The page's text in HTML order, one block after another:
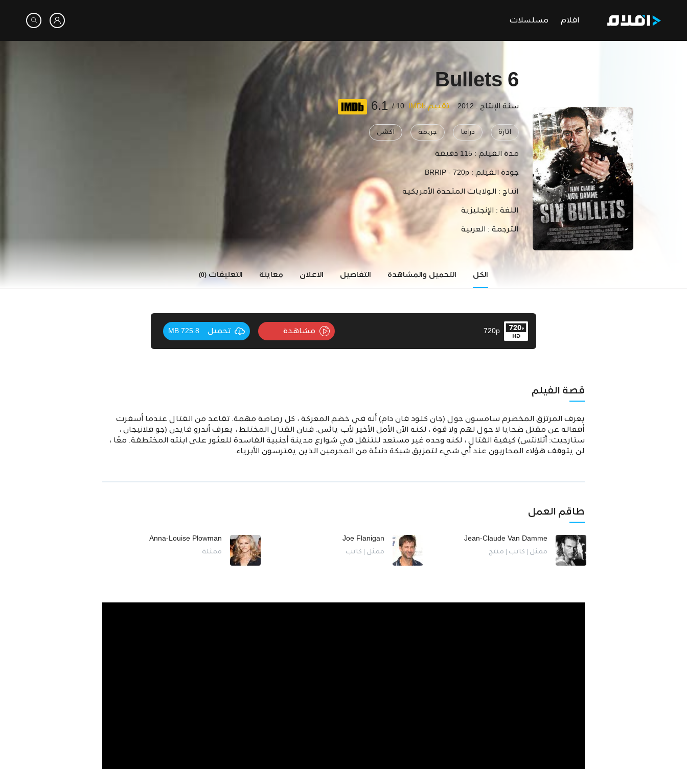
افلام مسلسلات
6 Bullets
سنة الإنتاج : 2012 تقييم IMDb 10 /
6.1
اثارة دراما جريمة اكشن
مدة الفيلم : 115 دقيقة
جودة الفيلم : BRRIP - 720p
انتاج : الولايات المتحدة الأمريكية
اللغة : الإنجليزية
الترجمة : العربية
الكل التحميل والمشاهدة التفاصيل الاعلان معاينة التعليقات (0)
720p مشاهدة تحميل 725.8 MB
قصة الفيلم
يعرف المرتزق المخضرم سامسون جول (جان كلود فان دام) أنه في خضم المعركة ، كل رصاصة مهمة. تقاعد من القتال عندما أسفرت
أفعاله عن مقتل ضحايا لا حول لهم ولا قوة ، لكنه الآن الأمل الأخير لأب يائس. فنان القتال المختلط ، يعرف أندرو فايدن (جو فلانيجان ،
ستارجيت: أتلانتس) كيفية القتال ، لكنه وحده غير مستعد للتنقل في شوارع مدينة أجنبية الفاسدة للعثور على ابنته المختطفة. معًا ،
لن يتوقف هؤلاء المحاربون عند أي شيء لتمزيق شبكة دنيئة من المجرمين الذين يفترسون الأبرياء.
طاقم العمل
Jean-Claude Van Damme
ممثل | كاتب | منتج
Joe Flanigan
ممثل | كاتب
Anna-Louise Plowman
ممثلة